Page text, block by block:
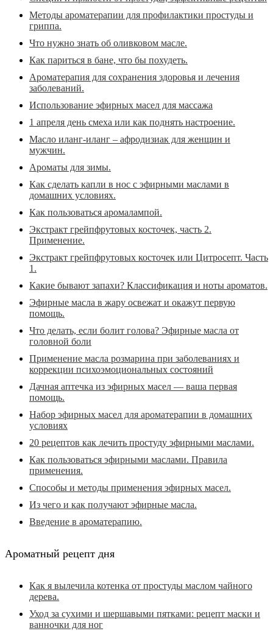
Методы ароматерапии для профилактики простуды и
гриппа.
Что нужно знать об оливковом масле.
Как париться в бане, что бы похудеть.
Ароматерапия для сохранения здоровья и лечения
заболеваний.
Использование эфирных масел для массажа
1 апреля день смеха или как поднять настроение.
Масло иланг-иланг – афродизиак для женщин и
мужчин.
Ароматы для зимы.
Как сделать капли в нос с эфирными маслами в
домашних условиях.
Как пользоваться аромалампой.
Экстракт грейпфрутовых косточек, часть 2.
Применение.
Экстракт грейпфрутовых косточек или Цитросепт. Часть
1.
Какие бывают запахи? Классификация и ноты ароматов.
Эфирные масла в жару освежат и окажут первую
помощь.
Что делать, если болит голова? Эфирные масла от
головной боли
Применение масла розмарина при заболеваниях и
коррекции психоэмоциональных состояний
Дачная аптечка из эфирных масел — ваша первая
помощь.
Набор эфирных масел для ароматерапии в домашних
условиях
20 рецептов как лечить простуду эфирными маслами.
Как пользоваться эфирными маслами. Правила
применения.
Способы и методы применения эфирных масел.
Из чего и как получают эфирные масла.
Введение в ароматерапию.
Ароматный рецепт дня
Как я вылечила котенка от простуды маслом чайного
дерева.
Уход за сухими и шершавыми пятками: рецепт маски и
ванночки для ног